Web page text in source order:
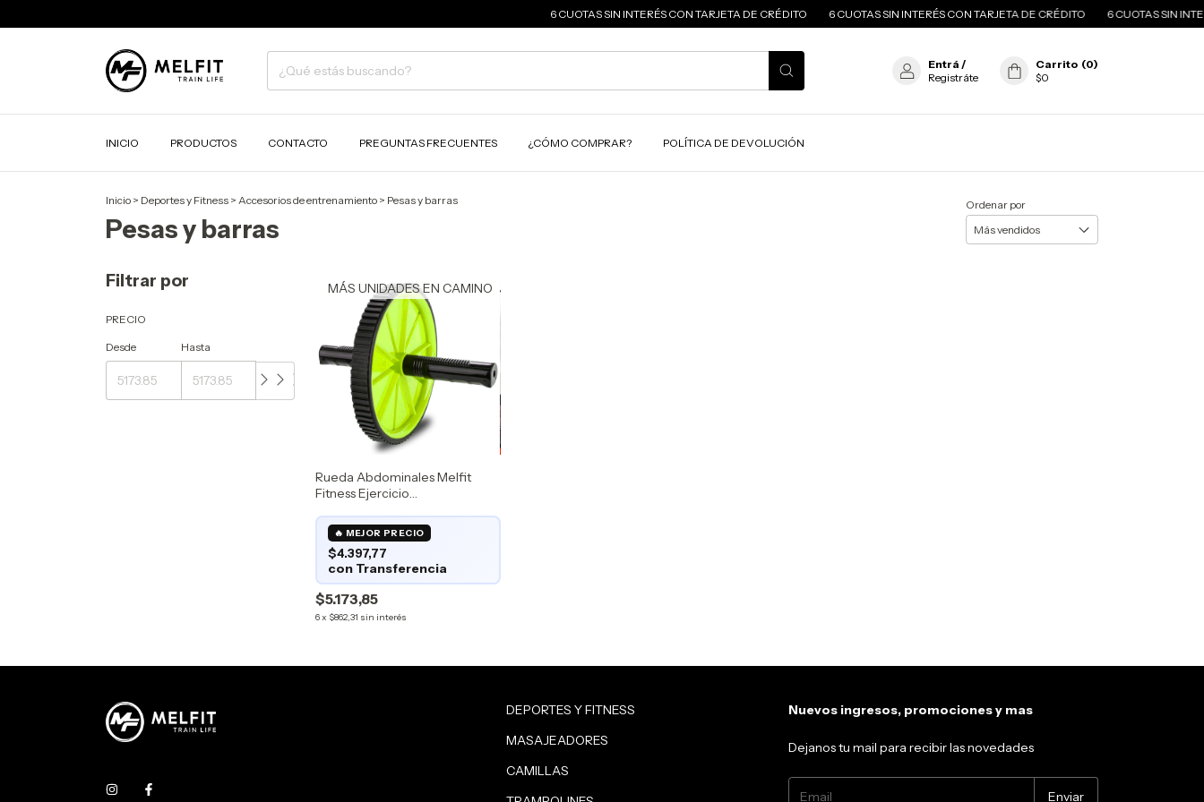
6 CUOTAS SIN INTERÉS CON TARJETA DE CRÉDITO 6 CUOTAS SIN INTERÉS CON TARJETA DE CRÉDITO 6 CUOTAS SIN
Entrá /
Registráte
Carrito (0)
$0
INICIO PRODUCTOS CONTACTO PREGUNTAS FRECUENTES ¿CÓMO COMPRAR? POLÍTICA DE DEVOLUCIÓN
Inicio > Deportes y Fitness > Accesorios de entrenamiento > Pesas y barras
Pesas y barras
Ordenar por
Filtrar por
PRECIO
Desde Hasta
Rueda Abdominales Melfit
Fitness Ejercicio
$5.173,85
6x $862,31 sin interés
$4.397,77
DEPORTES Y FITNESS
MASAJEADORES
CAMILLAS
Nuevos ingresos, promociones y mas
Dejanos tu mail para recibir las novedades